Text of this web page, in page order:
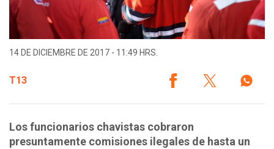
14 DE DICIEMBRE DE 2017 - 11:49 HRS.
T13
Los funcionarios chavistas cobraron
presuntamente comisiones ilegales de hasta un